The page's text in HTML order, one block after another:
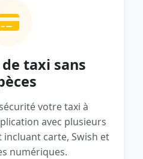
taxi sans
votre taxi à
avec plusieurs
carte, Swish et
numériques.